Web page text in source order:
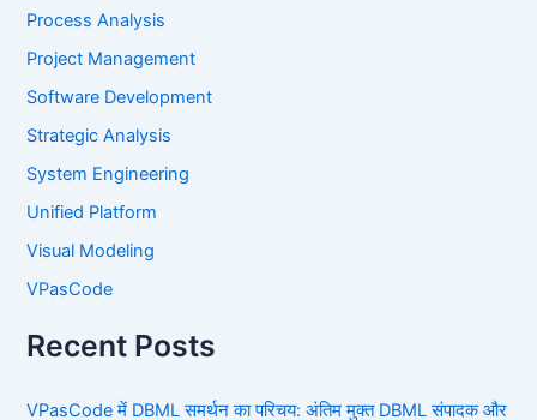
Process Analysis
Project Management
Software Development
Strategic Analysis
System Engineering
Unified Platform
Visual Modeling
VPasCode
Recent Posts
VPasCode में DBML समर्थन का परिचय: अंतिम मुक्त DBML संपादक और